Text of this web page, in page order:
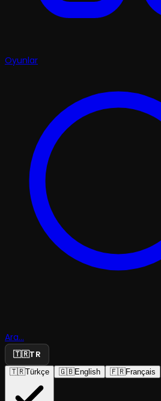
Oyunlar
Ara...
🇹🇷TR
🇹🇷Türkçe 🇬🇧English 🇫🇷Français